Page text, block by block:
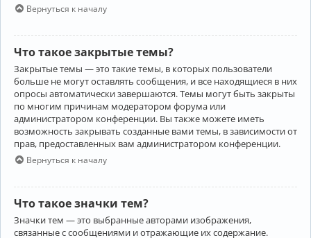
Вернуться к началу
Что такое закрытые темы?
Закрытые темы — это такие темы, в которых пользователи
больше не могут оставлять сообщения, и все находящиеся в них
опросы автоматически завершаются. Темы могут быть закрыты
по многим причинам модератором форума или
администратором конференции. Вы также можете иметь
возможность закрывать созданные вами темы, в зависимости от
прав, предоставленных вам администратором конференции.
Вернуться к началу
Что такое значки тем?
Значки тем — это выбранные авторами изображения,
связанные с сообщениями и отражающие их содержание.